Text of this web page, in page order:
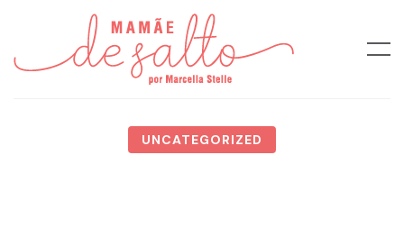
UNCATEGORIZED